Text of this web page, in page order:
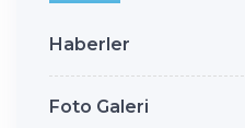
Haberler
Foto Galeri